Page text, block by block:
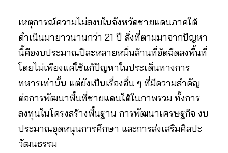
เหตุการณ์ความไม่สงบในจังหวัดชายแดนภาคใต้
ดำเนินมายาวนานกว่า 21 ปี สิ่งที่ตามมาจากปัญหา
นี้คืองบประมาณปีละหลายหมื่นล้านที่อัดฉีดลงพื้นที่
โดยไม่เพียงแค่ใช้แก้ปัญหาในประเด็นทางการ
ทหารเท่านั้น แต่ยังเป็นเรื่องอื่น ๆ ที่มีความสำคัญ
ต่อการพัฒนาพื้นที่ชายแดนใต้ในภาพรวม ทั้งการ
ลงทุนในโครงสร้างพื้นฐาน การพัฒนาเศรษฐกิจ งบ
ประมาณอุดหนุนการศึกษา และการส่งเสริมศิลปะ
วัฒนธรรม